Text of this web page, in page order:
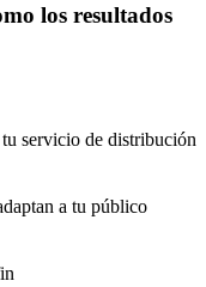
los resultados
servicio de distribución
a tu público